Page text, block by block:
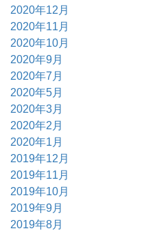
2020年12月
2020年11月
2020年10月
2020年9月
2020年7月
2020年5月
2020年3月
2020年2月
2020年1月
2019年12月
2019年11月
2019年10月
2019年9月
2019年8月